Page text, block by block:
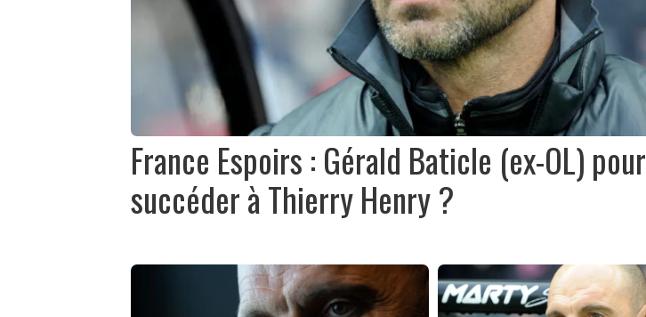
France Espoirs : Gérald Baticle (ex-OL) pour
succéder à Thierry Henry ?